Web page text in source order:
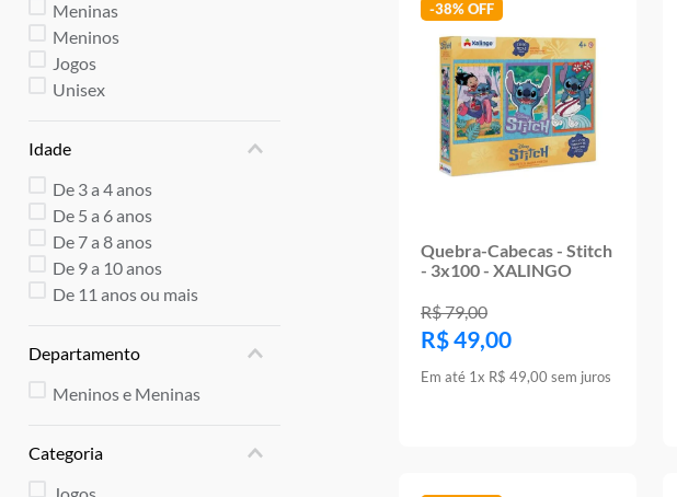
Meninas
Meninos
Jogos
Unisex
Idade
De 3 a 4 anos
De 5 a 6 anos
De 7 a 8 anos
De 9 a 10 anos
De 11 anos ou mais
Departamento
Meninos e Meninas
Categoria
-38%
Quebra-Cabecas - Stitch
- 3x100 - XALINGO
R$79,00
R$49,00
Em até 1x R$ 49,00 sem juros